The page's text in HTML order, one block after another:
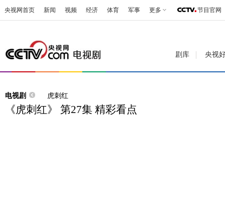
央视网首页 新闻 视频 经济 体育 军事 更多 节目官网
剧库 央视
电视剧 虎刺红
《虎刺红》 第27集 精彩看点